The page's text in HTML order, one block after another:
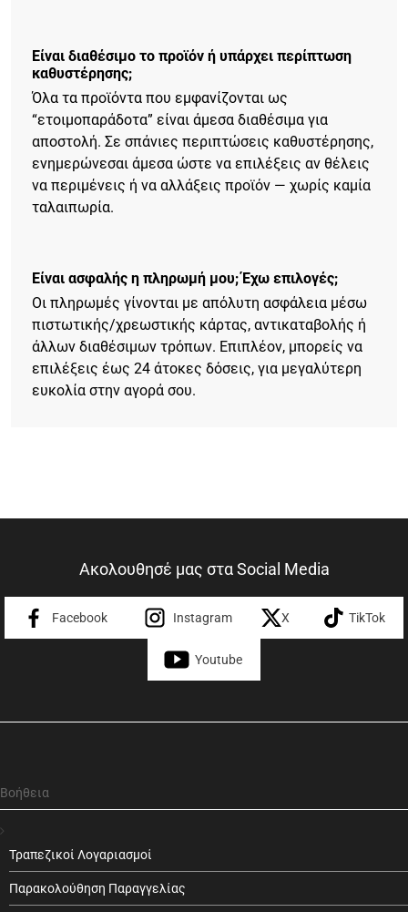
Είναι διαθέσιμο το προϊόν ή υπάρχει περίπτωση
καθυστέρησης;
Όλα τα προϊόντα που εμφανίζονται ως
“ετοιμοπαράδοτα” είναι άμεσα διαθέσιμα για
αποστολή. Σε σπάνιες περιπτώσεις καθυστέρησης,
ενημερώνεσαι άμεσα ώστε να επιλέξεις αν θέλεις
να περιμένεις ή να αλλάξεις προϊόν — χωρίς καμία
ταλαιπωρία.
Είναι ασφαλής η πληρωμή μου; Έχω επιλογές;
Οι πληρωμές γίνονται με απόλυτη ασφάλεια μέσω
πιστωτικής/χρεωστικής κάρτας, αντικαταβολής ή
άλλων διαθέσιμων τρόπων. Επιπλέον, μπορείς να
επιλέξεις έως 24 άτοκες δόσεις, για μεγαλύτερη
ευκολία στην αγορά σου.
Ακολουθησέ μας στα Social Media
Facebook Instagram X TikTok
Youtube
Βοήθεια
Τραπεζικοί Λογαριασμοί
Παρακολούθηση Παραγγελίας